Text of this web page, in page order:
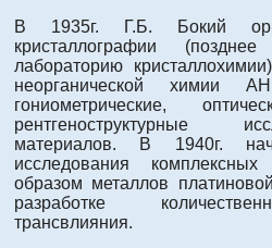
В 1935г. Г.Б. Бокий
кристаллографии
лабораторию
неорганической химии
гониометрические,
рентгеноструктурные
материалов. В 1940г.
исследования
образом металлов
разработке
трансвлияния.